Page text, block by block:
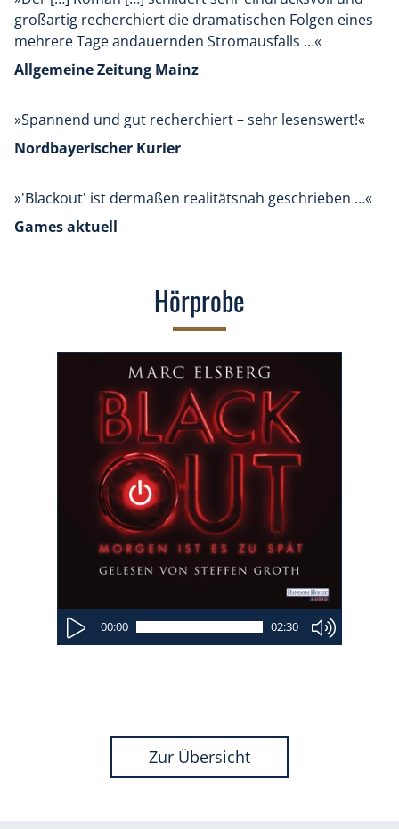
Monats sein wird.
Dieses Buch werde ich auf alle Fälle weiterempfehlen.
großartig recherchiert die dramatischen Folgen eines
mehrere Tage andauernden Stromausfalls …«
Allgemeine Zeitung Mainz
»Spannend und gut recherchiert – sehr lesenswert!«
Nordbayerischer Kurier
»'Blackout' ist dermaßen realitätsnah geschrieben …«
Games aktuell
Hörprobe
00:00 02:30
Zur Übersicht